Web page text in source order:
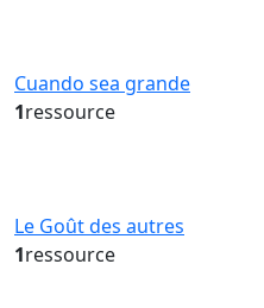
Cuando sea grande
1ressource
Le Goût des autres
1ressource